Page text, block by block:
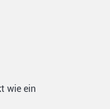
wie ein